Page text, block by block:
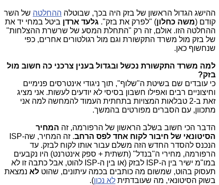
ההישג הגדול הראשון של בזק היה בכך, שבוטלה ההחלטה של השר
קודם (משה כחלון) "לפרק את בזק". גלעד ארדן ביטל במחי יד את
ההחלטה הזו. אולם, זה רק "התחלת המסע של שרשרת ההצלחות"
של בזק מול משרד התקשורת וגם מול רגולטורים אחרים, כפי
שנחשוף כאן.
למה משרד התקשורת נכשל ובגדול בענין צרכני כה חשוב מול
בזק?
כי עובדים שם בשיטת ה"שלוף", תוך ניגודי אינטרסים פנימיים
וחיצוניים רבים ואפילו חשבון בסיסי לא יודעים לעשות. אני מציג
זאת ב-2 טבלאות המצויות בתחתית העמוד להמחשה למה אני
מתכוון, עם הסברים מפורטים בהמשך.
הדבר הכי חשוב בשלב הראשון של הרפורמה, זה המחיר
הסיטונאי של חיבור לקוח אחד לפס הרחב
. זה המחיר, שה-ISP
הנכנס להסדר החדש הזה משלם עבור אותו לקוח לבזק. עד
הרפורמה, מחירי ה"בנדל" (תשתית + ספק אינטרנט) היו נקבעים
במו"מ ישיר בין ה-ISP לבזק (או בין ה-ISP להוט, אבל כתבה זו לא
תעסוק בהוט, שמשום מה כותבים בכמה עיתונים, שהוט לא נמצאת
בשוק הסיטונאי, מה שעובדתית לא נכון).